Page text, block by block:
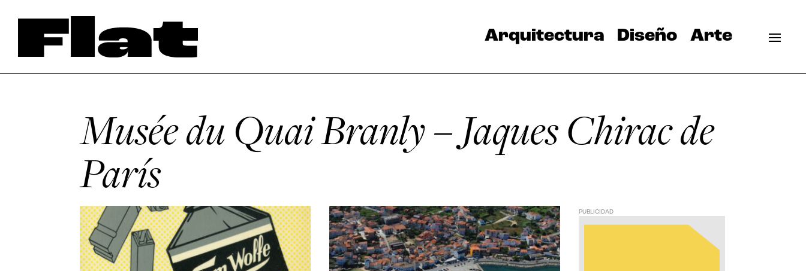
Arquitectura Diseño Arte
Musée du Quai Branly – Jaques Chirac de
París
PUBLICIDAD